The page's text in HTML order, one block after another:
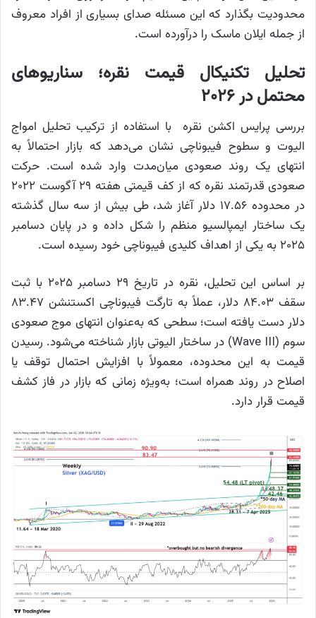
محدودیت بگذارد که این مسئله صدای بسیاری از افراد معروف
از جمله ایلان ماسک را درآورده است.
تحلیل تکنیکال قیمت نقره؛ سناریوهای
محتمل در ۲۰۲۶
بررسی پرایس اکشن نقره با استفاده از ترکیب تحلیل امواج
الیوت و سطوح فیبوناچی نشان می‌دهد که بازار احتمالاً به
انتهای یک روند صعودی میان‌مدت وارد شده است. حرکت
صعودی قدرتمند نقره که از کف قیمتی هفته ۲۹ آگوست ۲۰۲۲
در محدوده ۱۷.۵۶ دلار آغاز شد، طی بیش از سه سال گذشته
یک ساختار ایمپالسیو منظم را شکل داده و در پایان دسامبر
۲۰۲۵ به یکی از اهداف کلیدی فیبوناچی خود رسیده است.
بر اساس این تحلیل، نقره در تاریخ ۲۹ دسامبر ۲۰۲۵ با ثبت
سقف ۸۴.۰۳ دلار، عملاً به تارگت فیبوناچی اکستنشن ۸۳.۴۷
دلار دست یافته است؛ سطحی که به‌عنوان انتهای موج صعودی
سوم (Wave III) در ساختار الیوتی بازار شناخته می‌شود. رسیدن
قیمت به این محدوده، معمولاً با افزایش احتمال توقف یا
اصلاح در روند همراه است؛ به‌ویژه زمانی که بازار در فاز کشف
قیمت قرار دارد.